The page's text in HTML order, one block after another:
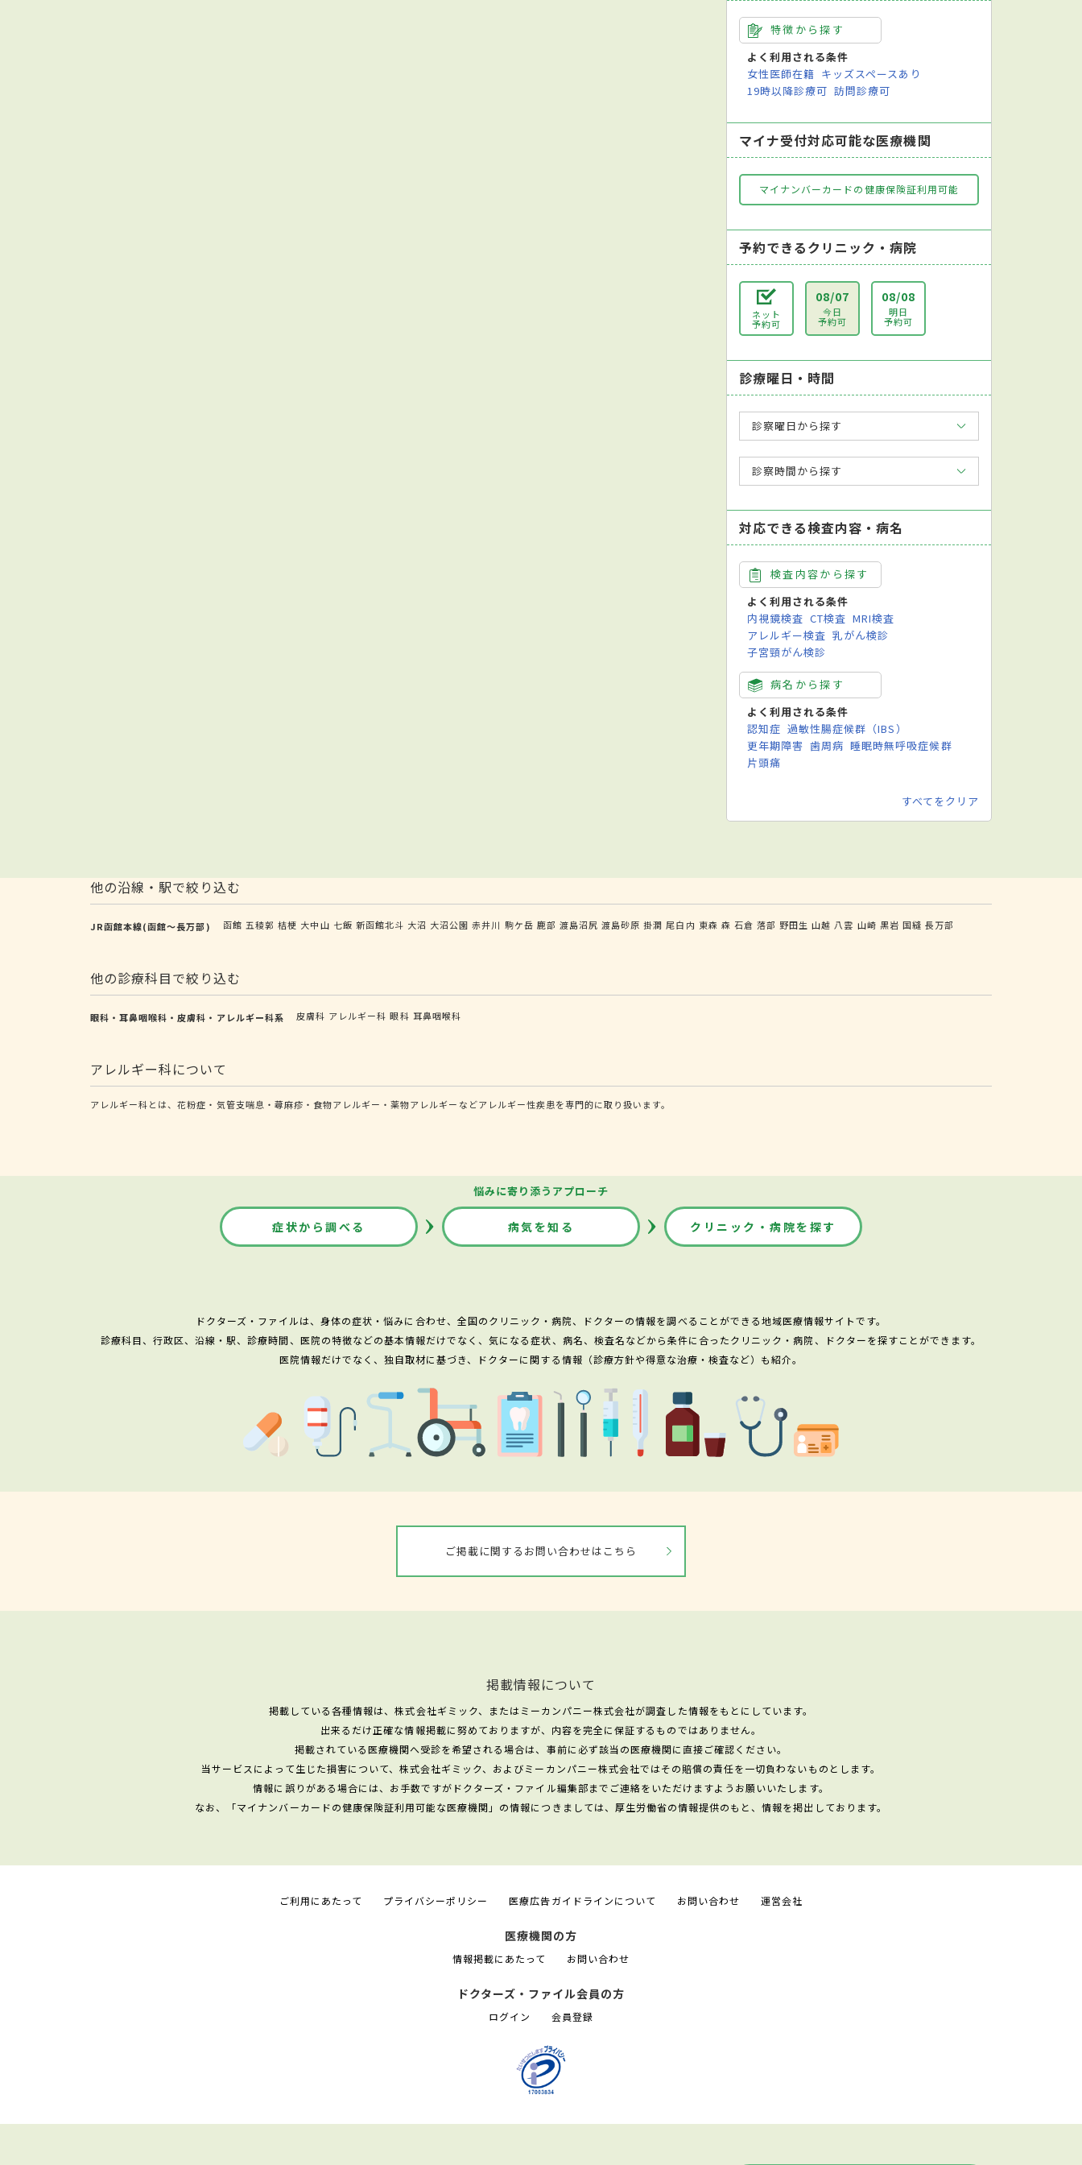
特徴から探す
よく利用される条件
女性医師在籍 キッズスペースあり
19時以降診療可 訪問診療可
マイナ受付対応可能な医療機関
マイナンバーカードの健康保険証利用可能
予約できるクリニック・病院
ネット
予約可
08/07
今日
予約可
08/08
明日
予約可
診療曜日・時間
診察曜日から探す
診察時間から探す
対応できる検査内容・病名
検査内容から探す
よく利用される条件
内視鏡検査 CT検査 MRI検査
アレルギー検査 乳がん検診
子宮頸がん検診
病名から探す
よく利用される条件
認知症 過敏性腸症候群（IBS）
更年期障害 歯周病 睡眠時無呼吸症候群
片頭痛
すべてをクリア
他の沿線・駅で絞り込む
JR函館本線(函館～長万部) 函館 五稜郭 桔梗 大中山 七飯 新函館北斗 大沼 大沼公園 赤井川 駒ケ岳 鹿部 渡島沼尻 渡島砂原 掛澗 尾白内 東森 森 石倉 落部 野田生 山越 八雲 山崎 黒岩 国縫 長万部
他の診療科目で絞り込む
眼科・耳鼻咽喉科・皮膚科・アレルギー科系 皮膚科 アレルギー科 眼科 耳鼻咽喉科
アレルギー科について
アレルギー科とは、花粉症・気管支喘息・蕁麻疹・食物アレルギー・薬物アレルギーなどアレルギー性疾患を専門的に取り扱います。
悩みに寄り添うアプローチ
症状から調べる 病気を知る クリニック・病院を探す
ドクターズ・ファイルは、身体の症状・悩みに合わせ、全国のクリニック・病院、ドクターの情報を調べることができる地域医療情報サイトです。
診療科目、行政区、沿線・駅、診療時間、医院の特徴などの基本情報だけでなく、気になる症状、病名、検査名などから条件に合ったクリニック・病院、ドクターを探すことができます。
医院情報だけでなく、独自取材に基づき、ドクターに関する情報（診療方針や得意な治療・検査など）も紹介。
ご掲載に関するお問い合わせはこちら
掲載情報について
掲載している各種情報は、株式会社ギミック、またはミーカンパニー株式会社が調査した情報をもとにしています。
出来るだけ正確な情報掲載に努めておりますが、内容を完全に保証するものではありません。
掲載されている医療機関へ受診を希望される場合は、事前に必ず該当の医療機関に直接ご確認ください。
当サービスによって生じた損害について、株式会社ギミック、およびミーカンパニー株式会社ではその賠償の責任を一切負わないものとします。
情報に誤りがある場合には、お手数ですがドクターズ・ファイル編集部までご連絡をいただけますようお願いいたします。
なお、「マイナンバーカードの健康保険証利用可能な医療機関」の情報につきましては、厚生労働省の情報提供のもと、情報を掲出しております。
ご利用にあたって プライバシーポリシー 医療広告ガイドラインについて お問い合わせ 運営会社
医療機関の方
情報掲載にあたって お問い合わせ
ドクターズ・ファイル会員の方
ログイン 会員登録